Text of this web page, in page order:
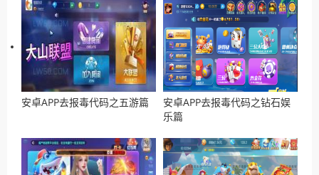
安卓APP去报毒代码之五游篇
安卓APP去报毒代码之钻石娱
乐篇